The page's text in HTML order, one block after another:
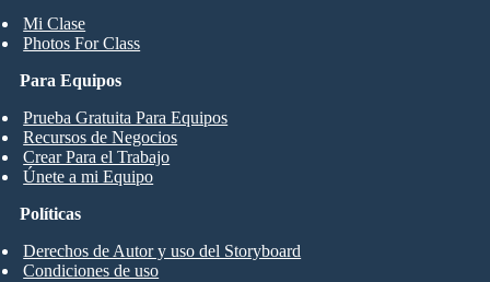
Mi Clase
Photos For Class
Para Equipos
Prueba Gratuita Para Equipos
Recursos de Negocios
Crear Para el Trabajo
Únete a mi Equipo
Políticas
Derechos de Autor y uso del Storyboard
Condiciones de uso